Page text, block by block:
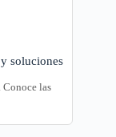
soluciones
Conoce las